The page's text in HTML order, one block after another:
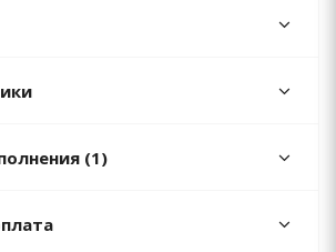
(1)